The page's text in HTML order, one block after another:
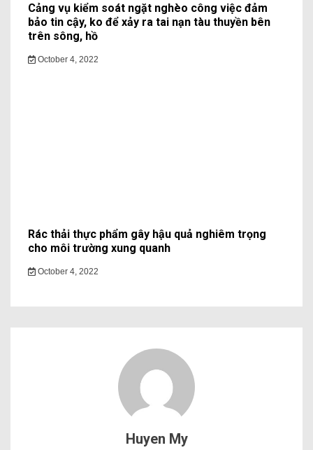
Cảng vụ kiểm soát ngặt nghèo công việc đảm
bảo tin cậy, ko để xảy ra tai nạn tàu thuyền bên
trên sông, hồ
October 4, 2022
Rác thải thực phẩm gây hậu quả nghiêm trọng
cho môi trường xung quanh
October 4, 2022
Huyen My